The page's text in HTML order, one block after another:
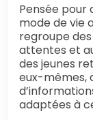
Pensée pour
mode de vie
regroupe des
attentes et
des jeunes
eux-mêmes,
adaptées à